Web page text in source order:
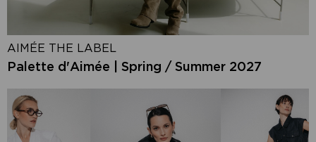
AIMÉE THE LABEL
Palette d'Aimée | Spring / Summer 2027